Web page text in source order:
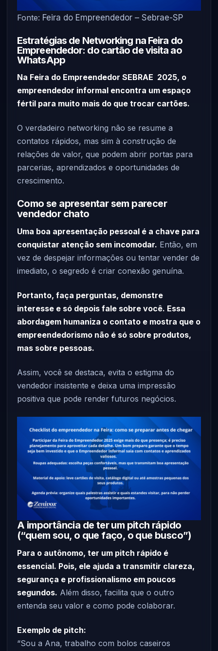
Fonte: Feira do Empreendedor – Sebrae-SP
Estratégias de Networking na Feira do
Empreendedor: do cartão de visita ao
WhatsApp
Na Feira do Empreendedor SEBRAE 2025, o
empreendedor informal encontra um espaço
fértil para muito mais do que trocar cartões.
O verdadeiro networking não se resume a
contatos rápidos, mas sim à construção de
relações de valor, que podem abrir portas para
parcerias, aprendizados e oportunidades de
crescimento.
Como se apresentar sem parecer
vendedor chato
Uma boa apresentação pessoal é a chave para
conquistar atenção sem incomodar. Então, em
vez de despejar informações ou tentar vender de
imediato, o segredo é criar conexão genuína.
Portanto, faça perguntas, demonstre
interesse e só depois fale sobre você. Essa
abordagem humaniza o contato e mostra que o
empreendedorismo não é só sobre produtos,
mas sobre pessoas.
Assim, você se destaca, evita o estigma do
vendedor insistente e deixa uma impressão
positiva que pode render futuros negócios.
A importância de ter um pitch rápido
(“quem sou, o que faço, o que busco”)
Para o autônomo, ter um pitch rápido é
essencial. Pois, ele ajuda a transmitir clareza,
segurança e profissionalismo em poucos
segundos. Além disso, facilita que o outro
entenda seu valor e como pode colaborar.
Exemplo de pitch:
“Sou a Ana, trabalho com bolos caseiros